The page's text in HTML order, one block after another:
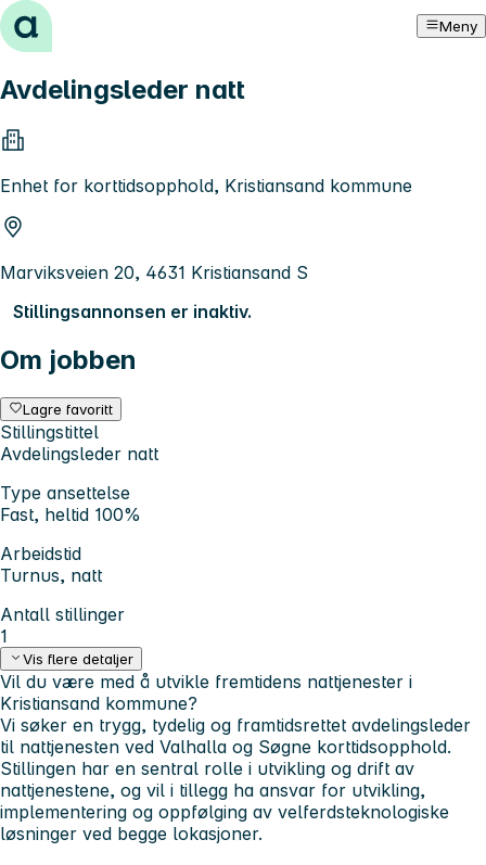
Hopp til innhold Meny
Avdelingsleder natt
Enhet for korttidsopphold, Kristiansand kommune
Marviksveien 20, 4631 Kristiansand S
Stillingsannonsen er inaktiv.
Om jobben
Lagre favoritt
Stillingstittel
Avdelingsleder natt
Type ansettelse
Fast, heltid 100%
Arbeidstid
Turnus, natt
Antall stillinger
1
Vis flere detaljer
Vil du være med å utvikle fremtidens nattjenester i
Kristiansand kommune?
Vi søker en trygg, tydelig og framtidsrettet avdelingsleder
til nattjenesten ved Valhalla og Søgne korttidsopphold.
Stillingen har en sentral rolle i utvikling og drift av
nattjenestene, og vil i tillegg ha ansvar for utvikling,
implementering og oppfølging av velferdsteknologiske
løsninger ved begge lokasjoner.